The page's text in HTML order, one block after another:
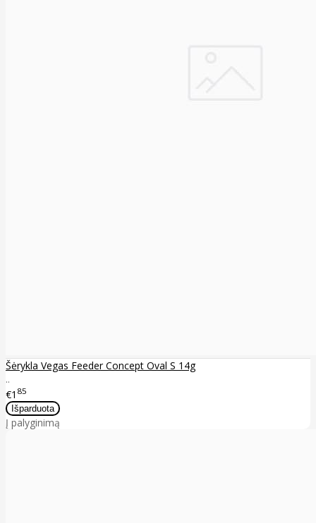
Šėrykla Vegas Feeder Concept Oval S 14g
..
€1 85
Į palyginimą